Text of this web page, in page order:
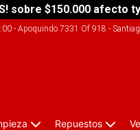
sobre $150.000 afecto
- Apoquindo 7331 Of 918 -
Repuestos